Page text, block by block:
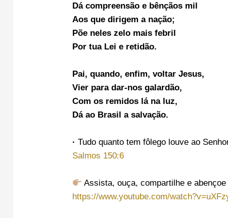
Dá compreensão e bênçãos mil
Aos que dirigem a nação;
Põe neles zelo mais febril
Por tua Lei e retidão.
Pai, quando, enfim, voltar Jesus,
Vier para dar-nos galardão,
Com os remidos lá na luz,
Dá ao Brasil a salvação.
· Tudo quanto tem fôlego louve ao
Salmos 150:6
Assista, ouça, compartilhe e
https://www.youtube.com/